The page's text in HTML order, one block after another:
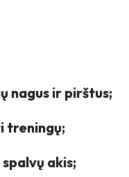
nagus ir pirštus;
treningų;
akis;